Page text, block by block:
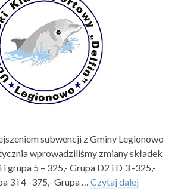
subwencji z Gminy Legionowo
wprowadziliśmy zmiany składek
grupa 5 – 325,- Grupa D2 i D 3 -325,-
3 i 4 -375,- Grupa … Czytaj dalej